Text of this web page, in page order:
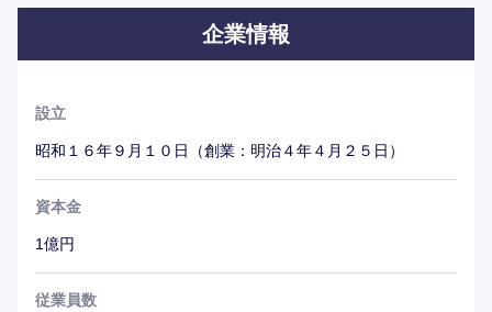
ラスチック材はPOPやディスプレイ等、販売促進用として
も需要が高まっている。
同社の極めて堅実な経営を貫く姿勢、さらに、業界内外か
満足度』を高める方針と『人的資源』の質的向上は大きな
特徴となっている。
される130年の歴史ある企業で、10年、20年のスパンで将
めしたい企業である。
企業情報
設立
昭和１６年９月１０日（創業：明治４年４月２５日）
資本金
1億円
従業員数